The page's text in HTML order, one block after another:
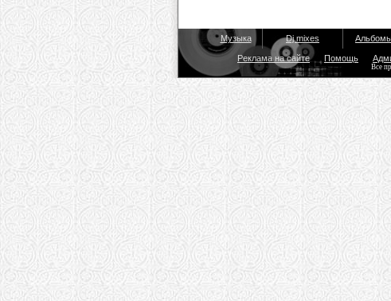
Музыка Dj mixes
Реклама на сайте Помощь
Все